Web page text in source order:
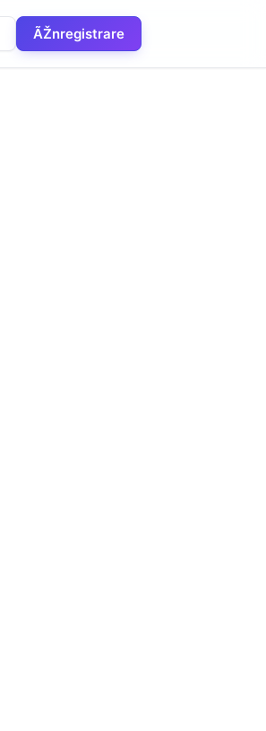
ÃŽnregistrare